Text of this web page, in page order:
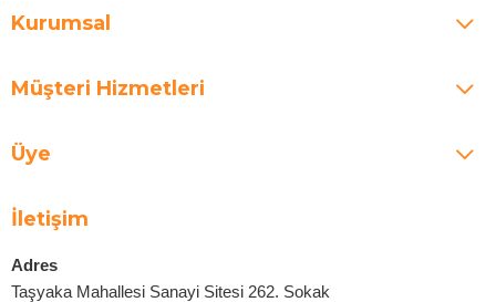
Kurumsal
Müşteri Hizmetleri
Üye
İletişim
Adres
Taşyaka Mahallesi Sanayi Sitesi 262. Sokak